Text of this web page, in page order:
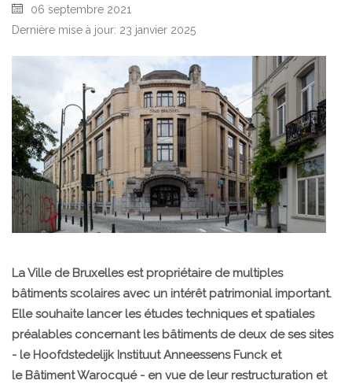
06 septembre 2021
Dernière mise à jour: 23 janvier 2025
La Ville de Bruxelles est propriétaire de multiples
bâtiments scolaires avec un intérêt patrimonial important.
Elle souhaite lancer les études techniques et spatiales
préalables concernant les bâtiments de deux de ses sites
- le Hoofdstedelijk Instituut Anneessens Funck et
le Bâtiment Warocqué - en vue de leur restructuration et